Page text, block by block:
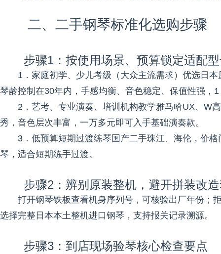
二、二手钢琴标准化选购步骤
步骤1：按使用场景、预算锁定适配
1．家庭初学、少儿考级（大众主流需求）优选日
琴龄控制在30年内，手感均衡、音色稳定、保值性强，
2．艺考、专业演奏、培训机构教学雅马哈UX、W
秀，音色层次丰富，一万多元即可入手基础演奏款。
3．低预算短期过渡练琴国产二手珠江、海伦，价
琴，适合短期练手过渡。
步骤2：辨别原装整机，避开拼装改
打开钢琴铁板查看机身序列号，可核验出厂年份；
选择完整日本本土整机进口钢琴，支持报关记录溯源。
步骤3：到店现场验琴核心检查要点